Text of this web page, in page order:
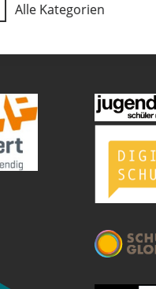
Alle Kategorien